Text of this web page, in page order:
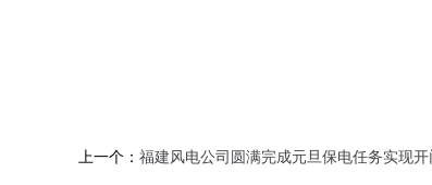
上一个： 福建风电公司圆满完成元旦保电任务实现开